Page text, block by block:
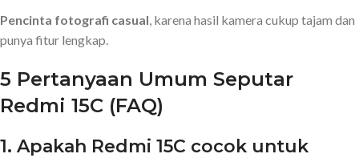
Pencinta fotografi casual , karena hasil kamera cukup tajam dan
punya fitur lengkap.
5 Pertanyaan Umum Seputar
Redmi 15C (FAQ)
1. Apakah Redmi 15C cocok untuk